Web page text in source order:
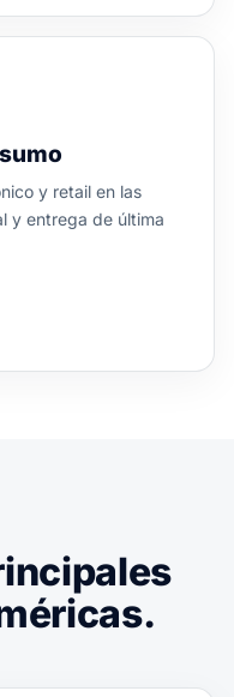
y retail en las
y entrega de última